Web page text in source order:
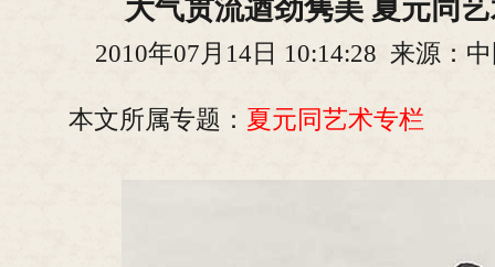
大气贯流遒劲隽美 夏元同
2010年07月14日 10:14:28 来源：
本文所属专题： 夏元同艺术专栏